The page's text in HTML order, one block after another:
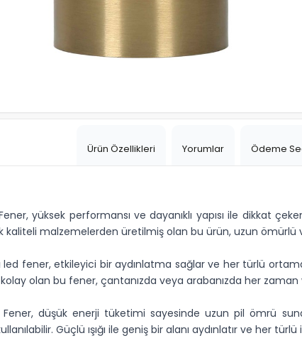
Ürün Özellikleri Yorumlar Ödeme
yüksek performansı ve dayanıklı yapısı ile dikkat
kaliteli malzemelerden üretilmiş olan bu ürün, uzun ömürlü
fener, etkileyici bir aydınlatma sağlar ve her türlü
olan bu fener, çantanızda veya arabanızda her
düşük enerji tüketimi sayesinde uzun pil ömrü
Güçlü ışığı ile geniş bir alanı aydınlatır ve her türlü